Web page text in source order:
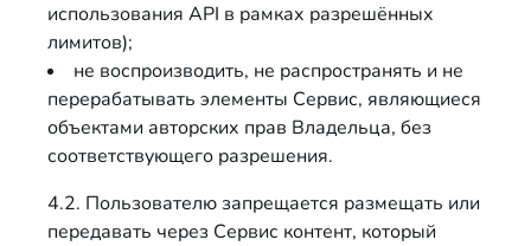
использования API в рамках разрешённых
лимитов);
не воспроизводить, не распространять и не
перерабатывать элементы Сервис, являющиеся
объектами авторских прав Владельца, без
соответствующего разрешения.
4.2. Пользователю запрещается размещать или
передавать через Сервис контент, который